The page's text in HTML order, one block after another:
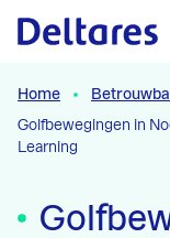
Naar
Home
Golfbewegingen in
Learning